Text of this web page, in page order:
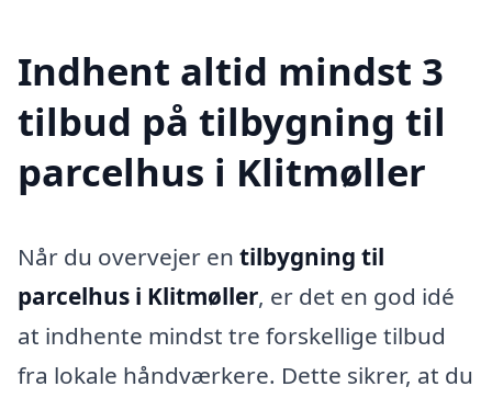
Indhent altid mindst 3
tilbud på tilbygning til
parcelhus i Klitmøller
Når du overvejer en tilbygning til
parcelhus i Klitmøller, er det en god idé
at indhente mindst tre forskellige tilbud
fra lokale håndværkere. Dette sikrer, at du